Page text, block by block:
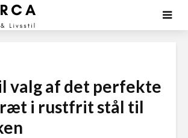
valg af det perfekte
i rustfrit stål til